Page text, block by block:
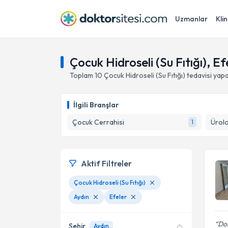
Uzmanlar
Çocuk Hidroseli (Su Fıtığı),
Toplam 10 Çocuk Hidroseli (Su Fıtığı) tedavisi
İlgili Branşlar
Çocuk Cerrahisi
1
Aktif Filtreler
Çocuk Hidroseli (Su Fıtığı)
Aydın
Efeler
Şehir Aydın